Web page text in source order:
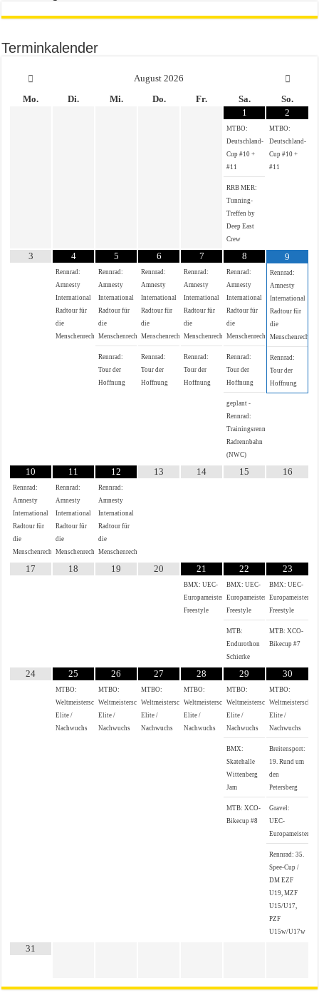
Terminkalender
August 2026
Mo.
Di. Mi. Do. Fr. Sa.
So.
1
MTBO:
Deutschland-
Cup #10 +
#11
RRB MER:
Tunning-
Treffen by
Deep East
Crew
2
MTBO:
Deutschland-
Cup #10 +
#11
3 4
Rennrad:
Amnesty
International
Radtour für
die
Menschenrechte
5
Rennrad:
Amnesty
International
Radtour für
die
Menschenrechte
Rennrad:
Tour der
Hoffnung
6
Rennrad:
Amnesty
International
Radtour für
die
Menschenrechte
Rennrad:
Tour der
Hoffnung
7
Rennrad:
Amnesty
International
Radtour für
die
Menschenrechte
Rennrad:
Tour der
Hoffnung
8
Rennrad:
Amnesty
International
Radtour für
die
Menschenrechte
Rennrad:
Tour der
Hoffnung
geplant -
Rennrad:
Trainingsrennen
Radrennbahn
(NWC)
9
Rennrad:
Amnesty
International
Radtour für
die
Menschenrechte
Rennrad:
Tour der
Hoffnung
10
Rennrad:
Amnesty
International
Radtour für
die
Menschenrechte
11
Rennrad:
Amnesty
International
Radtour für
die
Menschenrechte
12
Rennrad:
Amnesty
International
Radtour für
die
Menschenrechte
13 14 15 16
17 18 19 20 21
BMX: UEC-
Europameisterschaft
Freestyle
22
BMX: UEC-
Europameisterschaft
Freestyle
MTB:
Endurothon
Schierke
23
BMX: UEC-
Freestyle
MTB: XCO-
Bikecup #7
24 25
MTBO:
Weltmeisterschaften
Elite /
Nachwuchs
26
MTBO:
Weltmeisterschaften
Elite /
Nachwuchs
27
MTBO:
Weltmeisterschaften
Elite /
Nachwuchs
28
MTBO:
Weltmeisterschaften
Elite /
Nachwuchs
29
MTBO:
Weltmeisterschaften
Elite /
Nachwuchs
BMX:
Skatehalle
Wittenberg
Jam
MTB: XCO-
Bikecup #8
30
MTBO:
Elite /
Nachwuchs
Breitensport:
19. Rund um
den
Petersberg
Gravel:
UEC-
Rennrad: 35.
Spee-Cup /
DM EZF
U19, MZF
U15/U17,
PZF
U15w/U17w
31